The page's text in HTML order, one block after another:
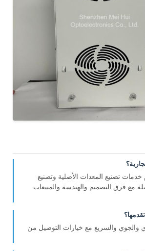
تصنيع المعدات الأصلية وتصنيع
مع فرق التصميم والهندسة والمبيعات
والجوي والسريع مع خيارات التوصيل من